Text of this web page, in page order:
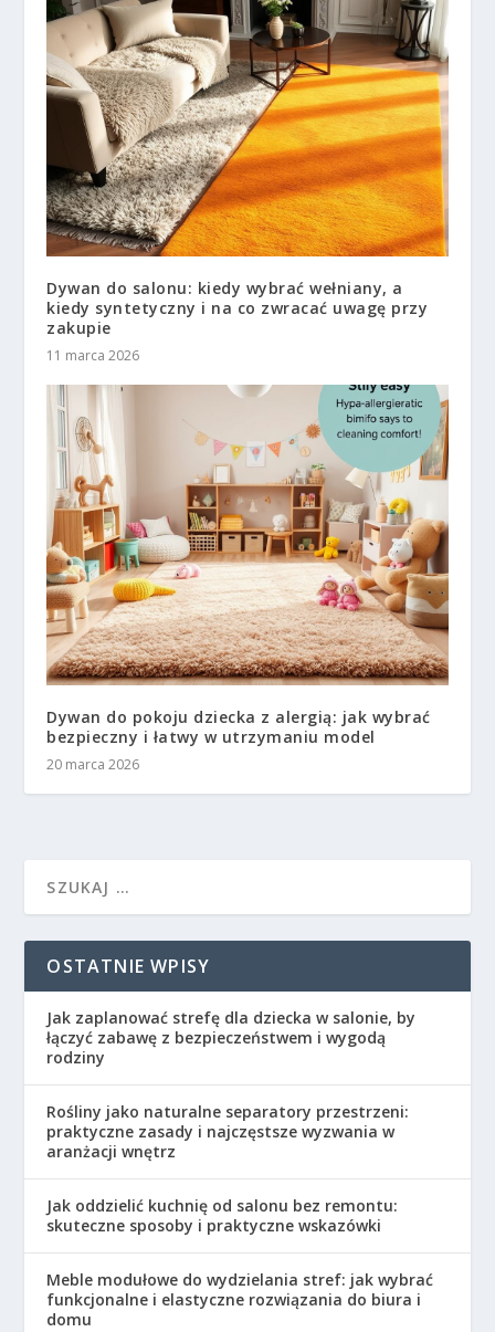
Dywan do salonu: kiedy wybrać wełniany, a
kiedy syntetyczny i na co zwracać uwagę przy
zakupie
11 marca 2026
Dywan do pokoju dziecka z alergią: jak wybrać
bezpieczny i łatwy w utrzymaniu model
20 marca 2026
OSTATNIE WPISY
Jak zaplanować strefę dla dziecka w salonie, by
łączyć zabawę z bezpieczeństwem i wygodą
rodziny
Rośliny jako naturalne separatory przestrzeni:
praktyczne zasady i najczęstsze wyzwania w
aranżacji wnętrz
Jak oddzielić kuchnię od salonu bez remontu:
skuteczne sposoby i praktyczne wskazówki
Meble modułowe do wydzielania stref: jak wybrać
funkcjonalne i elastyczne rozwiązania do biura i
domu